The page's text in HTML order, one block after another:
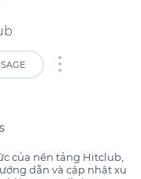
của nền tảng Hitclub,
dẫn và cập nhật xu